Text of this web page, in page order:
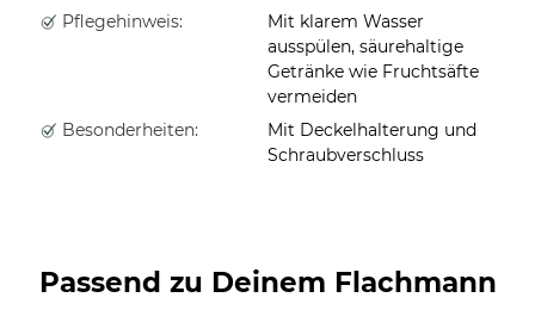
Pflegehinweis:
Mit klarem Wasser
ausspülen, säurehaltige
Getränke wie Fruchtsäfte
vermeiden
Besonderheiten:
Mit Deckelhalterung und
Schraubverschluss
Passend zu Deinem Flachmann